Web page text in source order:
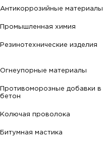
Антикоррозийные материалы
Промышленная химия
Резинотехнические изделия
Огнеупорные материалы
Противоморозные добавки в
бетон
Колючая проволока
Битумная мастика